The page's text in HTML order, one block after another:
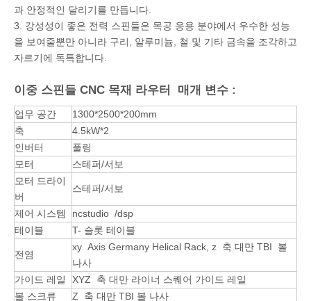
과 안정적인 달리기를 만듭니다.
3. 강성성이 좋은 전력 스핀들은 목공 응용 분야에서 우수한 성능
을 보여줄뿐만 아니라 구리, 알루미늄, 철 및 기타 금속을 조각하고
자르기에 독특합니다.
이중 스핀들 CNC 목재 라우터 매개 변수 :
업무 공간
1300*2500*200mm
축
4.5kW*2
인버터
풀링
모터
스테퍼/서보
모터 드라이
버
스테퍼/서보
제어 시스템
ncstudio /dsp
테이블
T- 슬롯 테이블
전염
xy Axis Germany Helical Rack, z 축 대만 TBI 볼
나사
가이드 레일
XYZ 축 대만 라이너 스퀘어 가이드 레일
볼 스크류
Z 축 대만 TBI 볼 나사